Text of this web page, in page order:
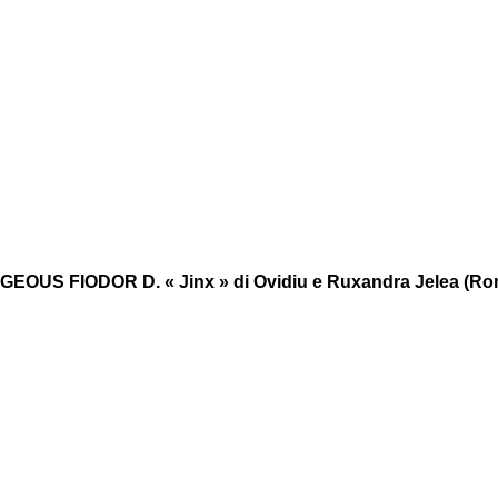
FIODOR D. « Jinx » di Ovidiu e Ruxandra Jelea